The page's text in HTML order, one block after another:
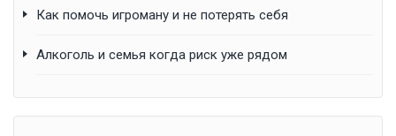
Как помочь игроману и не потерять себя
Алкоголь и семья когда риск уже рядом